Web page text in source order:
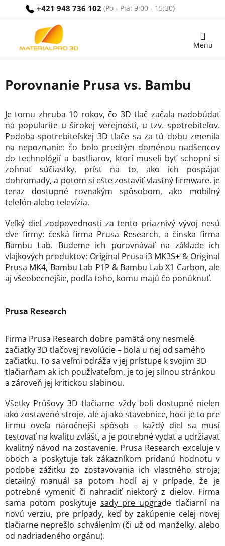
+421 948 736 102
Nákupný
Porovnanie Prusa vs. Bambu
Je tomu zhruba 10 rokov, čo 3D tlač začala nadobúdať
na popularite u širokej verejnosti, u tzv. spotrebiteľov.
Podoba spotrebiteľskej 3D tlače sa za tú dobu zmenila
na nepoznanie: čo bolo predtým doménou nadšencov
do technológií a bastliarov, ktorí museli byť schopní si
zohnať súčiastky, prísť na to, ako ich pospájať
dohromady, a potom si ešte zostaviť vlastný firmware, je
teraz dostupné rovnakým spôsobom, ako mobilný
telefón alebo televízia.
Veľký diel zodpovednosti za tento priaznivý vývoj nesú
dve firmy: česká firma Prusa Research, a čínska firma
Bambu Lab. Budeme ich porovnávať na základe ich
vlajkových produktov: Original Prusa i3 MK3S+ & Original
Prusa MK4, Bambu Lab P1P & Bambu Lab X1 Carbon, ale
aj všeobecnejšie, podľa toho, komu majú čo ponúknuť.
Prusa Research
Firma Prusa Research dobre pamätá ony nesmelé
začiatky 3D tlačovej revolúcie – bola u nej od samého
začiatku. To sa veľmi odráža v jej prístupe k svojim 3D
tlačiarňam ak ich používateľom, je to jej silnou stránkou
a zároveň jej kritickou slabinou.
Všetky Průšovy 3D tlačiarne vždy boli dostupné nielen
ako zostavené stroje, ale aj ako stavebnice, hoci je to pre
firmu oveľa náročnejší spôsob – každý diel sa musí
testovať na kvalitu zvlášť, a je potrebné vydať a udržiavať
kvalitný návod na zostavenie. Prusa Research exceluje v
oboch a poskytuje tak zákazníkom pridanú hodnotu v
podobe zážitku zo zostavovania ich vlastného stroja;
detailný manuál sa potom hodí aj v prípade, že je
potrebné vymeniť či nahradiť niektorý z dielov. Firma
sama potom poskytuje sady pre upgrade tlačiarní na
novú verziu, pre prípady, keď by zakúpenie celej novej
tlačiarne neprešlo schválením (či už od manželky, alebo
od nadriadeného orgánu).